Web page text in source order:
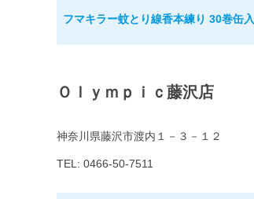
フマキラー蚊とり線香本練り 30巻缶入
Ｏｌｙｍｐｉｃ藤沢店
神奈川県藤沢市渡内１－３－１２
TEL: 0466-50-7511